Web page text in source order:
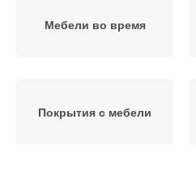
Мебели во время
Покрытия с мебели